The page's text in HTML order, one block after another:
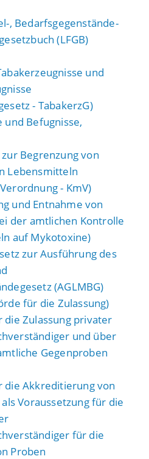
, Bedarfsgegenstände-
(LFGB)
und
- TabakerzG)
Befugnisse,
Begrenzung von
Lebensmitteln
- KmV)
und Entnahme von
der amtlichen Kontrolle
auf Mykotoxine)
zur Ausführung des
(AGLMBG)
für die Zulassung)
Zulassung privater
und über
Gegenproben
die Akkreditierung von
Voraussetzung für die
für die
Proben